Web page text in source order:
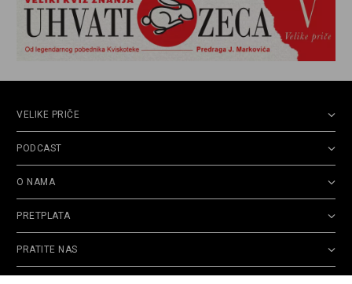
VELIKE PRIČE
PODCAST
O NAMA
PRETPLATA
PRATITE NAS